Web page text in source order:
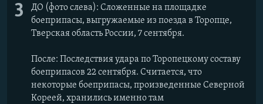
3
ДО (фото слева): Сложенные на площадке
боеприпасы, выгружаемые из поезда в Торопце,
Тверская область России, 7 сентября.
После: Последствия удара по Торопецкому составу
боеприпасов 22 сентября. Считается, что
некоторые боеприпасы, произведенные Северной
Кореей, хранились именно там